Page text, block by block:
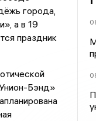
города,
а в 19
праздник
Бэнд»